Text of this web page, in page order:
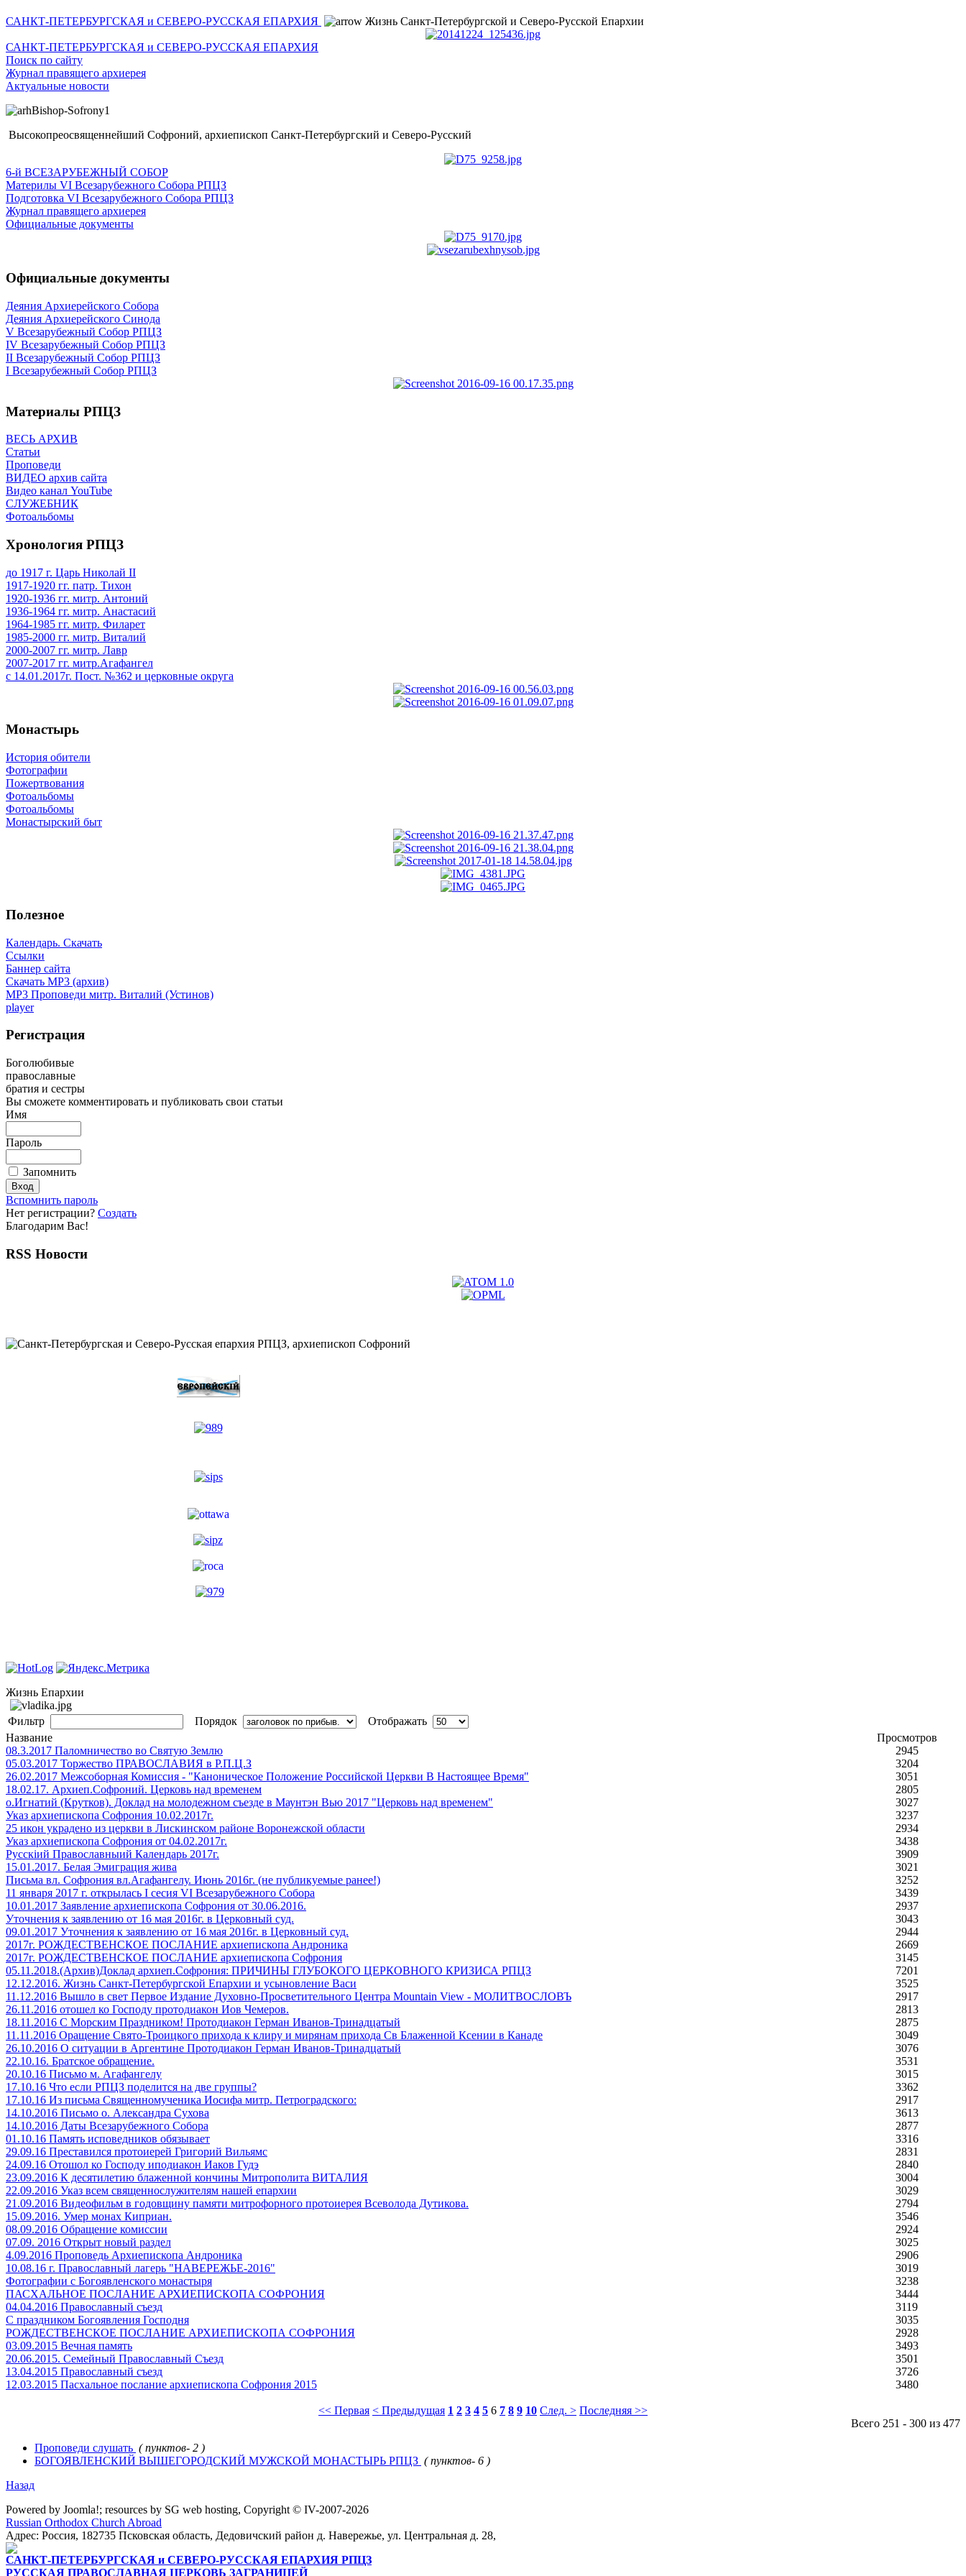
САНКТ-ПЕТЕРБУРГСКАЯ и СЕВЕРО-РУССКАЯ ЕПАРХИЯ Жизнь Санкт-Петербургской и Северо-Русской Епархии
САНКТ-ПЕТЕРБУРГСКАЯ и СЕВЕРО-РУССКАЯ ЕПАРХИЯ
Поиск по сайту
Журнал правящего архиерея
Актуальные новости
Высокопреосвященнейший Софроний, архиепископ Санкт-Петербургский и Северо-Русский
6-й ВСЕЗАРУБЕЖНЫЙ СОБОР
Материлы VI Всезарубежного Собора РПЦЗ
Подготовка VI Всезарубежного Собора РПЦЗ
Журнал правящего архиерея
Официальные документы
Официальные документы
Деяния Архиерейского Собора
Деяния Архиерейского Синода
V Всезарубежный Собор РПЦЗ
IV Всезарубежный Собор РПЦЗ
II Всезарубежный Собор РПЦЗ
I Всезарубежный Собор РПЦЗ
Материалы РПЦЗ
ВЕСЬ АРХИВ
Статьи
Проповеди
ВИДЕО архив сайта
Видео канал YouTube
СЛУЖЕБНИК
Фотоальбомы
Хронология РПЦЗ
до 1917 г. Царь Николай II
1917-1920 гг. патр. Тихон
1920-1936 гг. митр. Антоний
1936-1964 гг. митр. Анастасий
1964-1985 гг. митр. Филарет
1985-2000 гг. митр. Виталий
2000-2007 гг. митр. Лавр
2007-2017 гг. митр.Агафангел
с 14.01.2017г. Пост. №362 и церковные округа
Монастырь
История обители
Фотографии
Пожертвования
Фотоальбомы
Фотоальбомы
Монастырский быт
Полезное
Календарь. Скачать
Ссылки
Баннер сайта
Скачать MP3 (архив)
MP3 Проповеди митр. Виталий (Устинов)
player
Регистрация
Боголюбивые
православные
братия и сестры
Вы сможете комментировать и публиковать свои статьи
Имя
Пароль
Запомнить
Вспомнить пароль
Нет регистрации? Создать
Благодарим Вас!
RSS Новости
Жизнь Епархии
Фильтр Порядок
Отображать
Название
Просмотров
08.3.2017 Паломничество во Святую Землю
2945
05.03.2017 Торжество ПРАВОСЛАВИЯ в Р.П.Ц.З
3204
26.02.2017 Межсоборная Комиссия - "Каноническое Положение Российской Церкви В Настоящее Время"
3051
18.02.17. Архиеп.Софроний. Церковь над временем
2805
о.Игнатий (Крутков). Доклад на молодежном съезде в Маунтэн Вью 2017 "Церковь над временем"
3027
Указ архиепископа Софрония 10.02.2017г.
3237
25 икон украдено из церкви в Лискинском районе Воронежской области
2934
Указ архиепископа Софрония от 04.02.2017г.
3438
Русскіий Православныий Календарь 2017г.
3909
15.01.2017. Белая Эмиграция жива
3021
Письма вл. Софрония вл.Агафангелу. Июнь 2016г. (не публикуемые ранее!)
3252
11 января 2017 г. открылась I сесия VI Всезарубежного Собора
3439
10.01.2017 Заявление архиепископа Софрония от 30.06.2016.
2937
Уточнения к заявлению от 16 мая 2016г. в Церковный суд.
3043
09.01.2017 Уточнения к заявлению от 16 мая 2016г. в Церковный суд.
2944
2017г. РОЖДЕСТВЕНСКОЕ ПОСЛАНИЕ архиепископа Андроника
2669
2017г. РОЖДЕСТВЕНСКОЕ ПОСЛАНИЕ архиепископа Софрония
3145
05.11.2018.(Архив)Доклад архиеп.Софрония: ПРИЧИНЫ ГЛУБОКОГО ЦЕРКОВНОГО КРИЗИСА РПЦЗ
7201
12.12.2016. Жизнь Санкт-Петербургской Епархии и усыновление Васи
3525
11.12.2016 Вышло в cвет Первое Издание Духовно-Просветительного Центра Mountain View - МОЛИТВОСЛОВЪ
2917
26.11.2016 отошел ко Господу протодиакон Иов Чемеров.
2813
18.11.2016 С Морским Праздником! Протодиакон Герман Иванов-Тринадцатый
2875
11.11.2016 Оращение Свято-Троицкого прихода к клиру и мирянам прихода Св Блаженной Ксении в Канаде
3049
26.10.2016 О ситуации в Аргентине Протодиакон Герман Иванов-Тринадцатый
3076
22.10.16. Братское обращение.
3531
20.10.16 Письмо м. Агафангелу
3015
17.10.16 Что если РПЦЗ поделится на две группы?
3362
17.10.16 Из письма Священномученика Иосифа митр. Петроградского:
2917
14.10.2016 Письмо о. Александра Сухова
3613
14.10.2016 Даты Всезарубежного Собора
2877
01.10.16 Память исповедников обязывает
3316
29.09.16 Преставился протоиерей Григорий Вильямс
2831
24.09.16 Отошол ко Господу иподиакон Иаков Гудэ
2840
23.09.2016 К десятилетию блаженной кончины Митрополита ВИТАЛИЯ
3004
22.09.2016 Указ всем священнослужителям нашей епархии
3029
21.09.2016 Видеофильм в годовщину памяти митрофорного протоиерея Всеволода Дутикова.
2794
15.09.2016. Умер монах Киприан.
3546
08.09.2016 Обращение комиссии
2924
07.09. 2016 Открыт новый раздел
3025
4.09.2016 Проповедь Архиепископа Андроника
2906
10.08.16 г. Православный лагерь "НАВЕРЕЖЬЕ-2016"
3019
Фотографии с Богоявленского монастыря
3238
ПАСХАЛЬНОЕ ПОСЛАНИЕ АРХИЕПИСКОПА СОФРОНИЯ
3444
04.04.2016 Православный съезд
3119
С праздником Богоявления Господня
3035
РОЖДЕСТВЕНСКОЕ ПОСЛАНИЕ АРХИЕПИСКОПА СОФРОНИЯ
2928
03.09.2015 Вечная память
3493
20.06.2015. Семейный Православный Съезд
3501
13.04.2015 Православный съезд
3726
12.03.2015 Пасхальное послание архиепископа Софрония 2015
3480
<< Первая < Предыдущая 1 2 3 4 5 6 7 8 9 10 След. > Последняя >>
Всего 251 - 300 из 477
Проповеди слушать ( пунктов- 2 )
БOГОЯВЛЕНСКИЙ ВЫШЕГОРОДСКИЙ МУЖСКОЙ МОНАСТЫРЬ РПЦЗ ( пунктов- 6 )
Назад
Powered by Joomla!; resources by SG web hosting, Copyright © IV-2007-2026
Russian Orthodox Church Abroad
Адрес: Россия, 182735 Псковская область, Дедовичский район д. Навережье, ул. Центральная д. 28,
САНКТ-ПЕТЕРБУРГСКАЯ и СЕВЕРО-РУССКАЯ ЕПАРХИЯ РПЦЗ
РУССКАЯ ПРАВОСЛАВНАЯ ЦЕРКОВЬ ЗАГРАНИЦЕЙ